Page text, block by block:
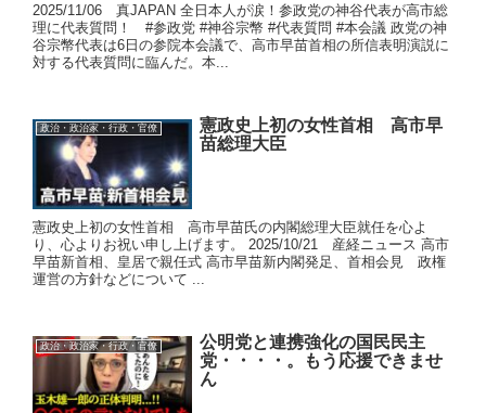
2025/11/06 真JAPAN 全日本人が涙！参政党の神谷代表が高市総
理に代表質問！ #参政党 #神谷宗幣 #代表質問 #本会議 政党の神
谷宗幣代表は6日の参院本会議で、高市早苗首相の所信表明演説に
対する代表質問に臨んだ。本...
政治・政治家・行政・官僚
憲政史上初の女性首相 高市早
苗総理大臣
憲政史上初の女性首相 高市早苗氏の内閣総理大臣就任を心よ
り、心よりお祝い申し上げます。 2025/10/21 産経ニュース 高市
早苗新首相、皇居で親任式 高市早苗新内閣発足、首相会見 政権
運営の方針などについて ...
政治・政治家・行政・官僚
公明党と連携強化の国民民主
党・・・・。もう応援できませ
ん